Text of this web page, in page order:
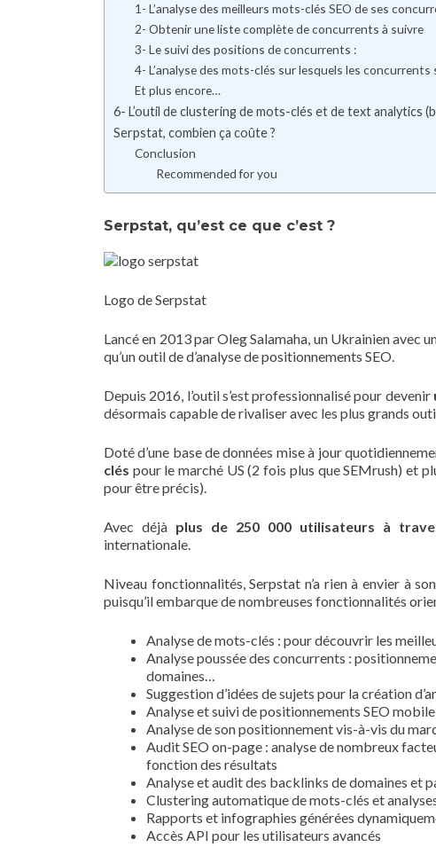
1- L’analyse des meilleurs mots-clés SEO de ses
2- Obtenir une liste complète de concurrents à suivre
3- Le suivi des positions de concurrents :
4- L’analyse des mots-clés sur lesquels les
Et plus encore…
6- L’outil de clustering de mots-clés et de text analytics
Serpstat, combien ça coûte ?
Conclusion
Recommended for you
Serpstat, qu’est ce que c’est ?
Logo de Serpstat
Lancé en 2013 par Oleg Salamaha, un Ukrainien avec
qu’un outil de d’analyse de positionnements SEO.
Depuis 2016, l’outil s’est professionnalisé pour devenir
désormais capable de rivaliser avec les plus grands
Doté d’une base de données mise à jour
clés pour le marché US (2 fois plus que SEMrush) et
pour être précis).
Avec déjà plus de 250 000 utilisateurs à
internationale.
Niveau fonctionnalités, Serpstat n’a rien à envier à
puisqu’il embarque de nombreuses fonctionnalités
Analyse de mots-clés : pour découvrir les
Analyse poussée des concurrents :
domaines…
Suggestion d’idées de sujets pour la création
Analyse et suivi de positionnements SEO
Analyse de son positionnement vis-à-vis du
Audit SEO on-page : analyse de nombreux
fonction des résultats
Analyse et audit des backlinks de domaines et
Clustering automatique de mots-clés et
Rapports et infographies générées
Accès API pour les utilisateurs avancés